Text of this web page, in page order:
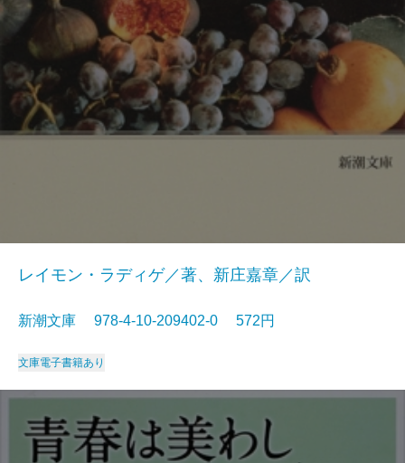
レイモン・ラディゲ／著、新庄嘉章／訳
新潮文庫 978-4-10-209402-0 572円
文庫電子書籍あり